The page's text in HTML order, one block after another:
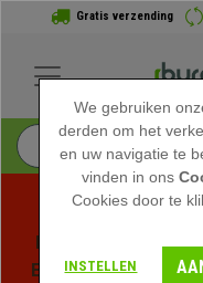
Gratis verzending
Profiteer van de
Exclusieve
We gebruiken
derden om het
en uw navigatie te
vinden in ons
Cookies door te
INSTELLEN